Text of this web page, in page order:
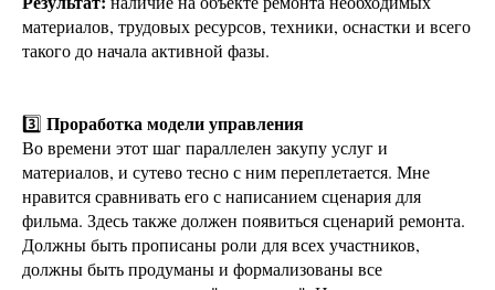
материалов, трудовых ресурсов, техники, оснастки и всего
такого до начала активной фазы.
3️⃣ Проработка модели управления
Во времени этот шаг параллелен закупу услуг и
материалов, и сутево тесно с ним переплетается. Мне
нравится сравнивать его с написанием сценария для
фильма. Здесь также должен появиться сценарий ремонта.
Должны быть прописаны роли для всех участников,
должны быть продуманы и формализованы все